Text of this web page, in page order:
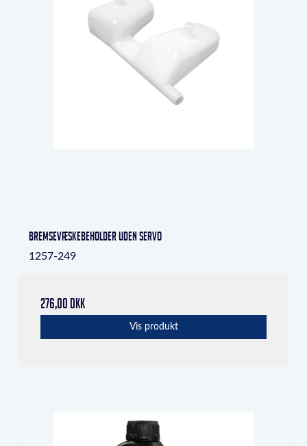
Bremsevæskebeholder uden servo
1257-249
276,00 DKK
Vis produkt